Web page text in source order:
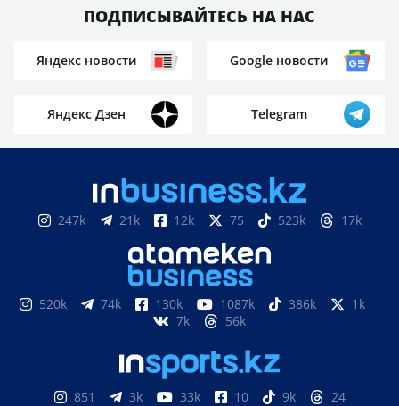
ПОДПИСЫВАЙТЕСЬ НА НАС
Яндекс новости Google новости
Яндекс Дзен Telegram
247k 21k 12k 75 523k 17k
520k 74k 130k 1087k 386k
1k
7k
56k
851 3k 33k 10 9k 24